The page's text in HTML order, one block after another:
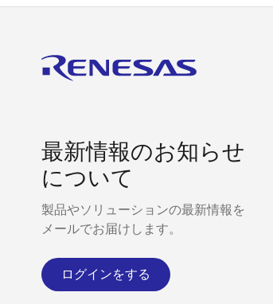
最新情報のお知らせ
について
製品やソリューションの最新情報を
メールでお届けします。
ログインをする